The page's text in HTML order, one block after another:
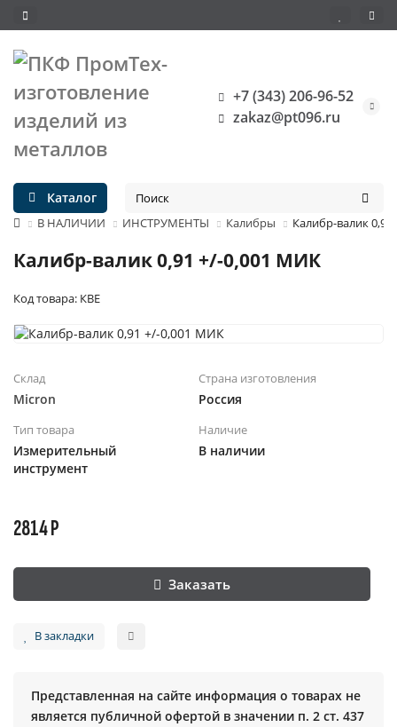
+7 (343) 206-96-52
zakaz@pt096.ru
Каталог
В НАЛИЧИИ ИНСТРУМЕНТЫ Калибры Калибр-валик
Калибр-валик 0,91 +/-0,001 МИК
Код товара: КВЕ
Склад
Micron
Страна изготовления
Россия
Тип товара
Измерительный
инструмент
Наличие
В наличии
2814 Р
Заказать
В закладки
Представленная на сайте информация о товарах не
является публичной офертой в значении п. 2 ст. 437